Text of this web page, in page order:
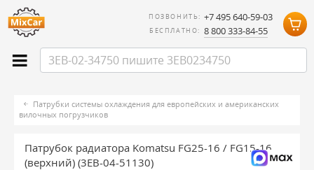
ПОЗВОНИТЬ: +7 495 640-59-03
БЕСПЛАТНО: 8 800 333-84-55
Патрубки системы охлаждения для европейских и американских
вилочных погрузчиков
Патрубок радиатора Komatsu FG25-16 / FG15-16
(верхний) (3EB-04-51130)